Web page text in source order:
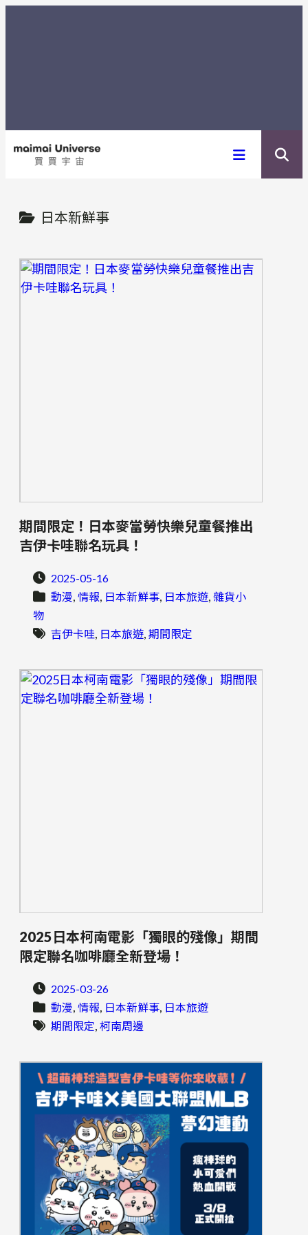
日本新鮮事
期間限定！日本麥當勞快樂兒童餐推出
吉伊卡哇聯名玩具！
2025-05-16
動漫, 情報, 日本新鮮事, 日本旅遊, 雜貨小
物
吉伊卡哇, 日本旅遊, 期間限定
2025日本柯南電影「獨眼的殘像」期間
限定聯名咖啡廳全新登場！
2025-03-26
動漫, 情報, 日本新鮮事, 日本旅遊
期間限定, 柯南周邊